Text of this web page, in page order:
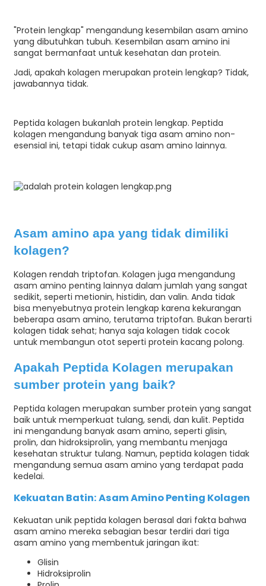
"Protein lengkap" mengandung kesembilan asam amino
yang dibutuhkan tubuh. Kesembilan asam amino ini
sangat bermanfaat untuk kesehatan dan protein.
Jadi, apakah kolagen merupakan protein lengkap? Tidak,
jawabannya tidak.
Peptida kolagen bukanlah protein lengkap. Peptida
kolagen mengandung banyak tiga asam amino non-
esensial ini, tetapi tidak cukup asam amino lainnya.
Asam amino apa yang tidak dimiliki
kolagen?
Kolagen rendah triptofan. Kolagen juga mengandung
asam amino penting lainnya dalam jumlah yang sangat
sedikit, seperti metionin, histidin, dan valin. Anda tidak
bisa menyebutnya protein lengkap karena kekurangan
beberapa asam amino, terutama triptofan. Bukan berarti
kolagen tidak sehat; hanya saja kolagen tidak cocok
untuk membangun otot seperti protein kacang polong.
Apakah Peptida Kolagen merupakan
sumber protein yang baik?
Peptida kolagen merupakan sumber protein yang sangat
baik untuk memperkuat tulang, sendi, dan kulit. Peptida
ini mengandung banyak asam amino, seperti glisin,
prolin, dan hidroksiprolin, yang membantu menjaga
kesehatan struktur tulang. Namun, peptida kolagen tidak
mengandung semua asam amino yang terdapat pada
kedelai.
Kekuatan Batin: Asam Amino Penting Kolagen
Kekuatan unik peptida kolagen berasal dari fakta bahwa
asam amino mereka sebagian besar terdiri dari tiga
asam amino yang membentuk jaringan ikat:
Glisin
Hidroksiprolin